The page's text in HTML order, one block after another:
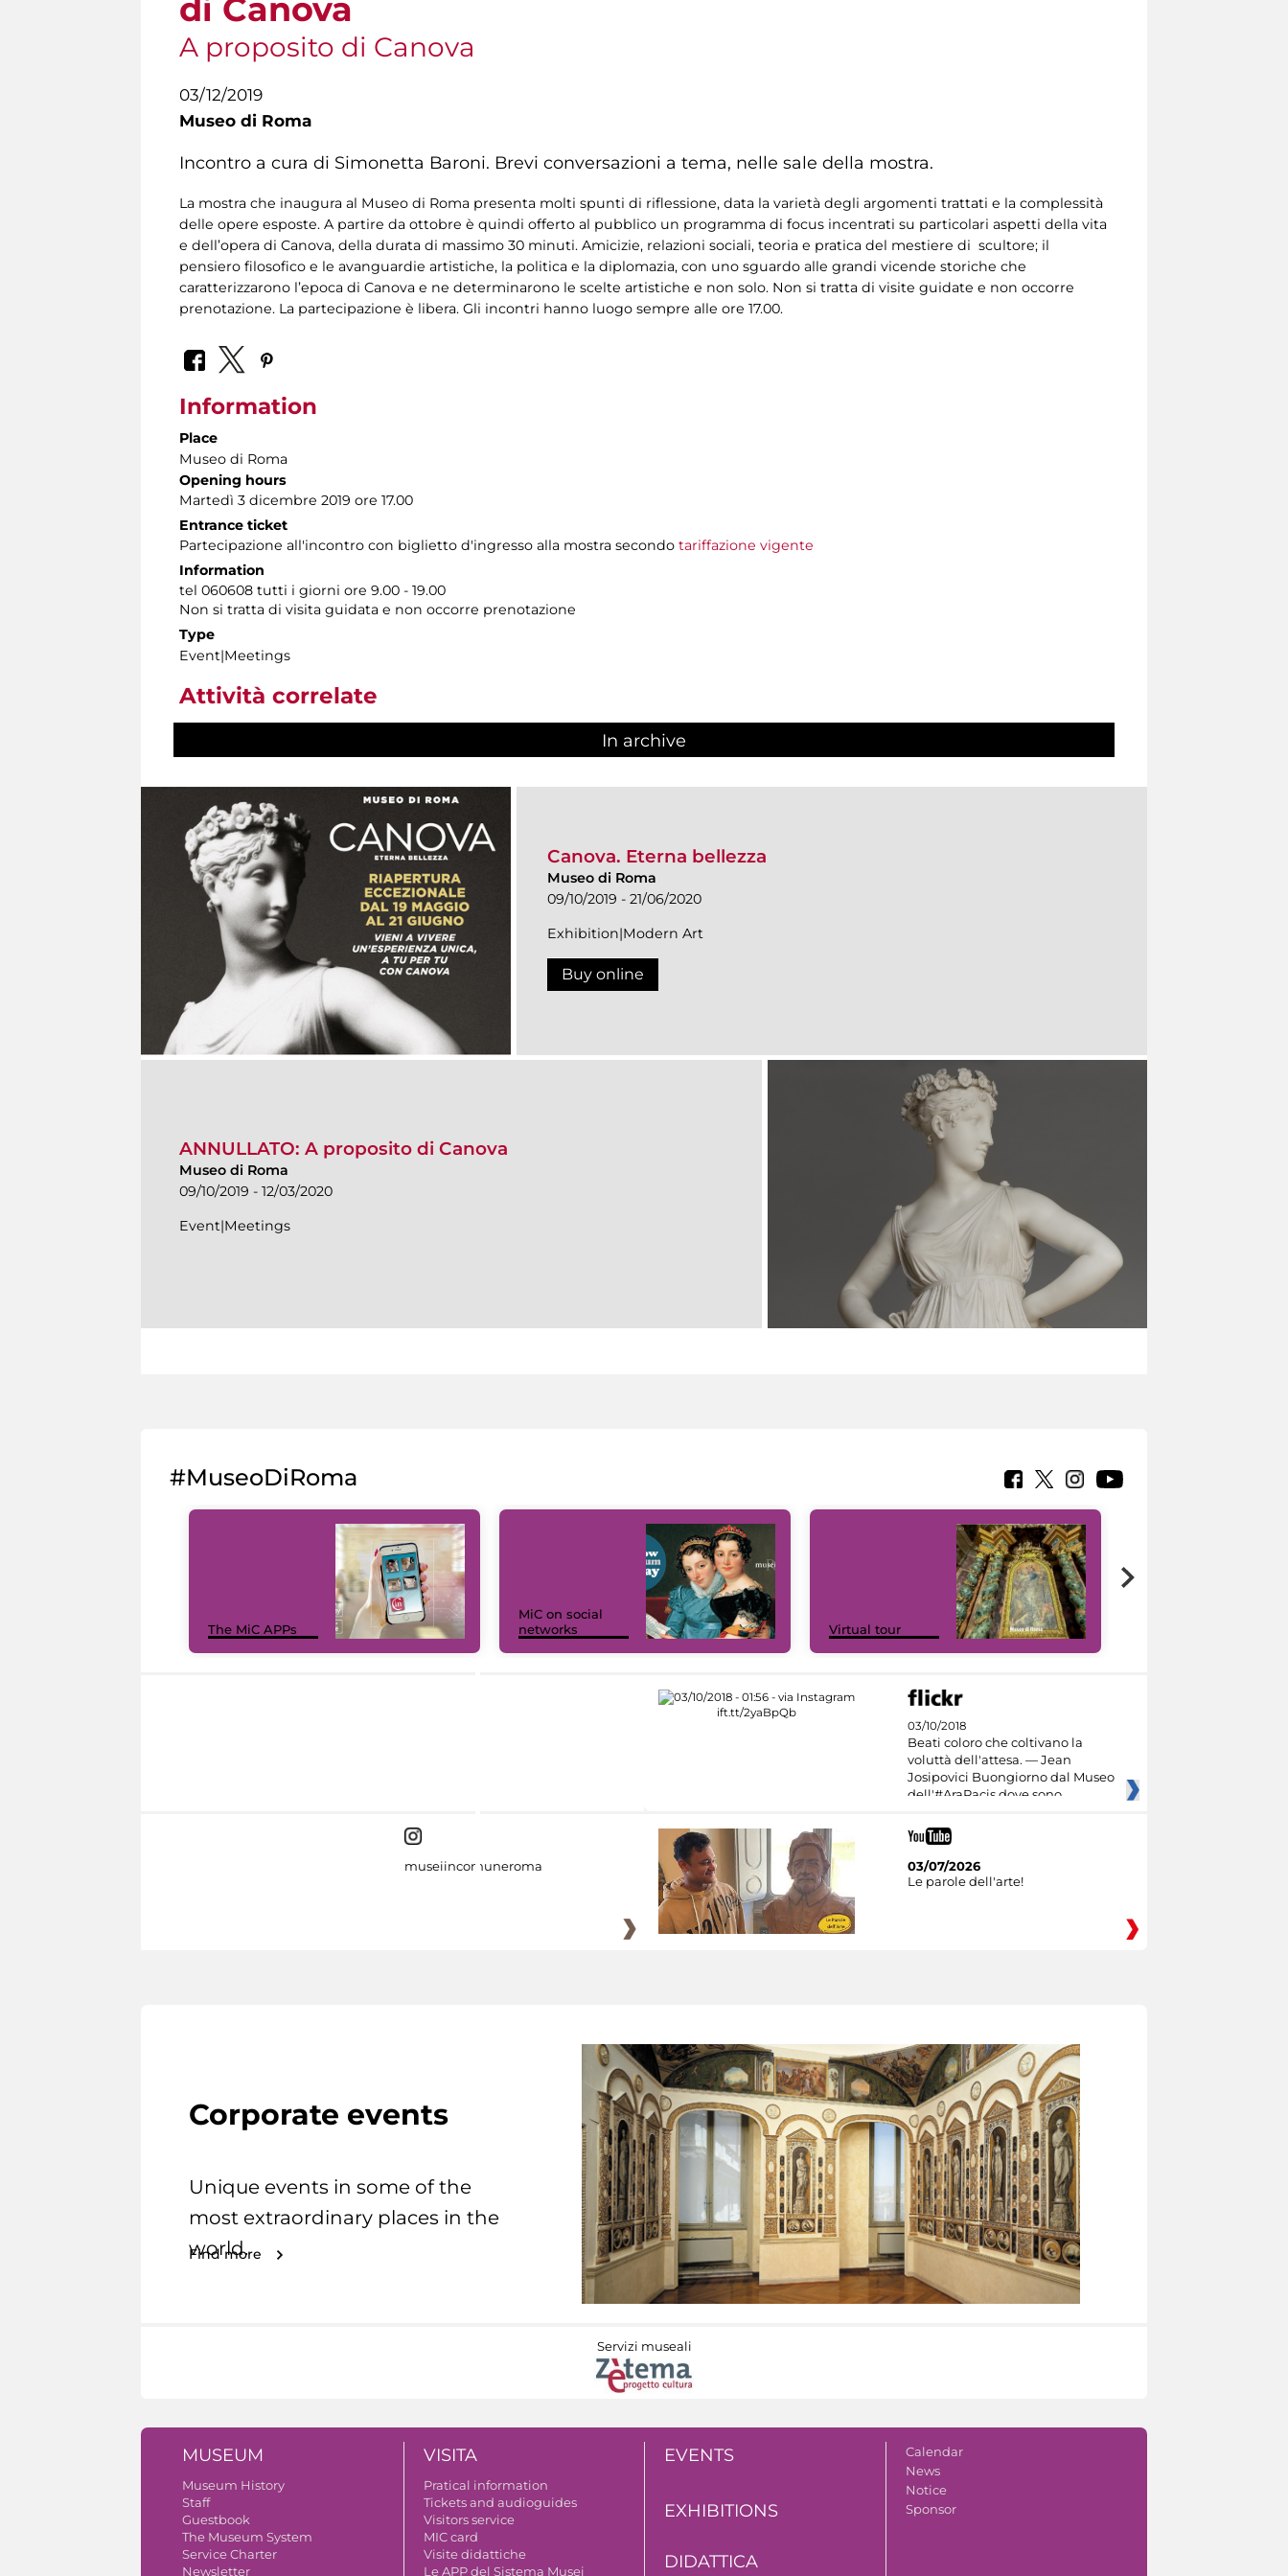
di Canova
A proposito di Canova
03/12/2019
Museo di Roma
Incontro a cura di Simonetta Baroni. Brevi conversazioni a tema, nelle sale della mostra.
La mostra che inaugura al Museo di Roma presenta molti spunti di riflessione, data la varietà degli argomenti trattati e la complessità
delle opere esposte. A partire da ottobre è quindi offerto al pubblico un programma di focus incentrati su particolari aspetti della vita
e dell’opera di Canova, della durata di massimo 30 minuti. Amicizie, relazioni sociali, teoria e pratica del mestiere di scultore; il
pensiero filosofico e le avanguardie artistiche, la politica e la diplomazia, con uno sguardo alle grandi vicende storiche che
caratterizzarono l’epoca di Canova e ne determinarono le scelte artistiche e non solo. Non si tratta di visite guidate e non occorre
prenotazione. La partecipazione è libera. Gli incontri hanno luogo sempre alle ore 17.00.
Information
Place
Museo di Roma
Opening hours
Martedì 3 dicembre 2019 ore 17.00
Entrance ticket
Partecipazione all'incontro con biglietto d'ingresso alla mostra secondo tariffazione vigente
Information
tel 060608 tutti i giorni ore 9.00 - 19.00
Non si tratta di visita guidata e non occorre prenotazione
Type
Event|Meetings
Attività correlate
In archive
Canova. Eterna bellezza
Museo di Roma
09/10/2019 - 21/06/2020
Exhibition|Modern Art
Buy online
ANNULLATO: A proposito di Canova
Museo di Roma
09/10/2019 - 12/03/2020
Event|Meetings
#MuseoDiRoma
The MiC APPs
MiC on social
networks
Virtual tour
03/10/2018
Beati coloro che coltivano la
voluttà dell'attesa. — Jean
Josipovici Buongiorno dal Museo
dell'#AraPacis dove sono
museiincomuneroma
03/07/2026
Le parole dell'arte!
Corporate events
Unique events in some of the
most extraordinary places in the
world.
Find more
Servizi museali
MUSEUM
Museum History
Staff
Guestbook
The Museum System
Service Charter
Newsletter
VISITA
Pratical information
Tickets and audioguides
Visitors service
MIC card
Visite didattiche
Le APP del Sistema Musei
EVENTS
EXHIBITIONS
DIDATTICA
Calendar
News
Notice
Sponsor